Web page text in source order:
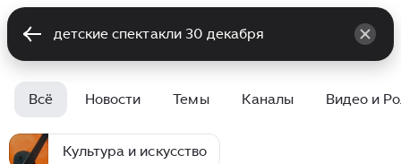
Всё Новости Темы Каналы Видео и
Культура и искусство